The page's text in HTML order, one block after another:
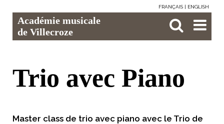
contenu.
Aller
à
personnels
FRANÇAIS ENGLISH
Académie musicale
de Villecroze

avancée…
Trio avec Piano
Master class de trio avec piano avec le Trio de